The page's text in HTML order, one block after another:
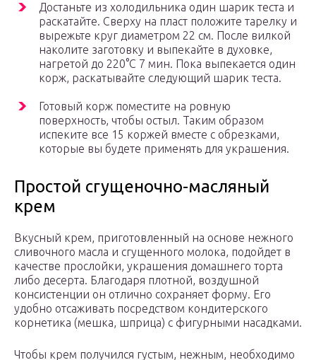
Достаньте из холодильника один шарик теста и
раскатайте. Сверху на пласт положите тарелку и
вырежьте круг диаметром 22 см. После вилкой
наколите заготовку и выпекайте в духовке,
нагретой до 220°С 7 мин. Пока выпекается один
корж, раскатывайте следующий шарик теста.
Готовый корж поместите на ровную
поверхность, чтобы остыл. Таким образом
испеките все 15 коржей вместе с обрезками,
которые вы будете применять для украшения.
Простой сгущеночно-масляный
крем
Вкусный крем, приготовленный на основе нежного
сливочного масла и сгущенного молока, подойдет в
качестве прослойки, украшения домашнего торта
либо десерта. Благодаря плотной, воздушной
консистенции он отлично сохраняет форму. Его
удобно отсаживать посредством кондитерского
корнетика (мешка, шприца) с фигурными насадками.
Чтобы крем получился густым, нежным, необходимо